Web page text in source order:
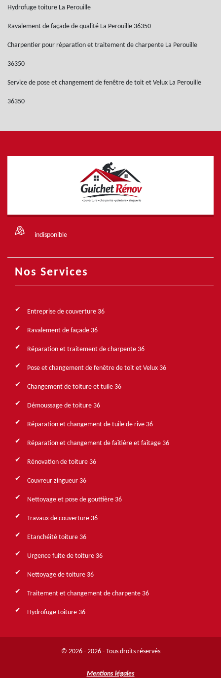
Hydrofuge toiture La Perouille
Ravalement de façade de qualité La Perouille 36350
Charpentier pour réparation et traitement de charpente La Perouille
36350
Service de pose et changement de fenêtre de toit et Velux La Perouille
36350
indisponible
Nos Services
Entreprise de couverture 36
Ravalement de façade 36
Réparation et traitement de charpente 36
Pose et changement de fenêtre de toit et Velux 36
Changement de toiture et tuile 36
Démoussage de toiture 36
Réparation et changement de tuile de rive 36
Réparation et changement de faîtière et faîtage 36
Rénovation de toiture 36
Couvreur zingueur 36
Nettoyage et pose de gouttière 36
Travaux de couverture 36
Etanchéité toiture 36
Urgence fuite de toiture 36
Nettoyage de toiture 36
Traitement et changement de charpente 36
Hydrofuge toiture 36
© 2026 - 2026 - Tous droits réservés
Mentions légales